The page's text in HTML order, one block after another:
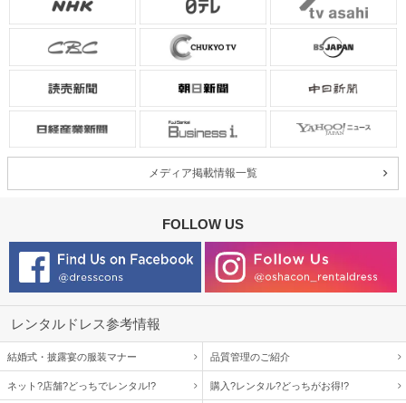
メディア掲載情報一覧
FOLLOW US
レンタルドレス参考情報
結婚式・披露宴の服装マナー 品質管理のご紹介
ネット?店舗?どっちでレンタル!? 購入?レンタル?どっちがお得!?